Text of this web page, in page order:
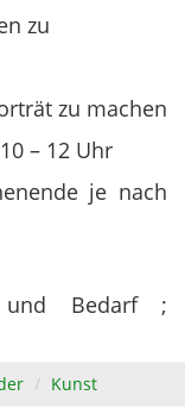
zu
zu machen
– 12 Uhr
nach
und Bedarf ;
Kunst